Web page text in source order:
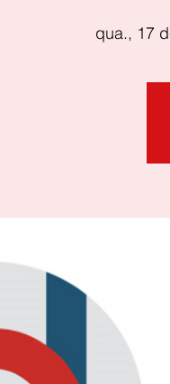
qua., 17